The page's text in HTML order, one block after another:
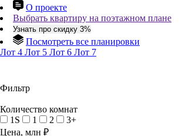
О проекте
Выбрать квартиру на поэтажном плане
Узнать про скидку 3%
Посмотреть все планировки
Лот 4 Лот 5 Лот 6 Лот 7
Фильтр
Количество комнат
1S
1 2
3+
Цена, млн ₽